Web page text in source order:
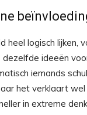
heel logisch lijken,
ideeën
iemands
het verklaart
in extreme